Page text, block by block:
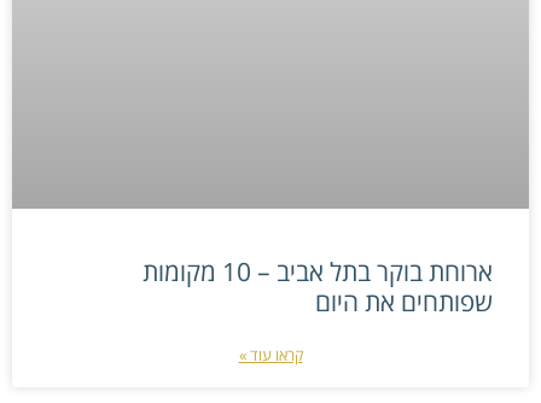
ארוחת בוקר בתל אביב – 10 מקומות
שפותחים את היום
קראו עוד »